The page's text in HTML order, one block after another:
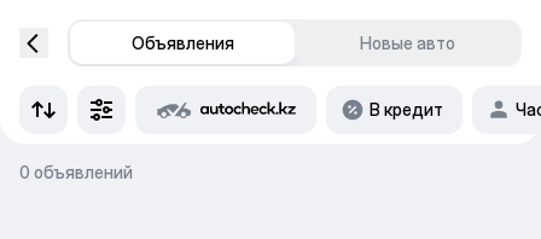
Объявления Новые авто
В кредит
0 объявлений